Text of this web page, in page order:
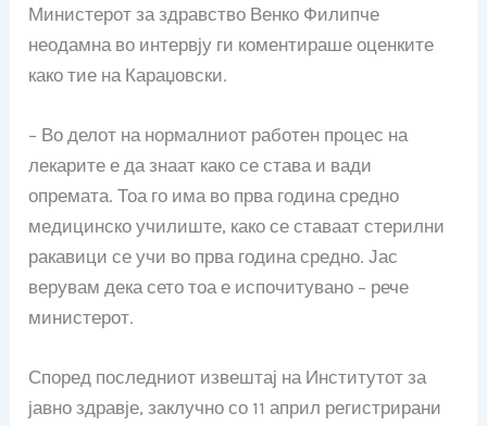
Министерот за здравство Венко Филипче
неодамна во интервју ги коментираше оценките
како тие на Караџовски.
– Во делот на нормалниот работен процес на
лекарите е да знаат како се става и вади
опремата. Тоа го има во прва година средно
медицинско училиште, како се ставаат стерилни
ракавици се учи во прва година средно. Јас
верувам дека сето тоа е испочитувано – рече
министерот.
Според последниот извештај на Институтот за
јавно здравје, заклучно со 11 април регистрирани